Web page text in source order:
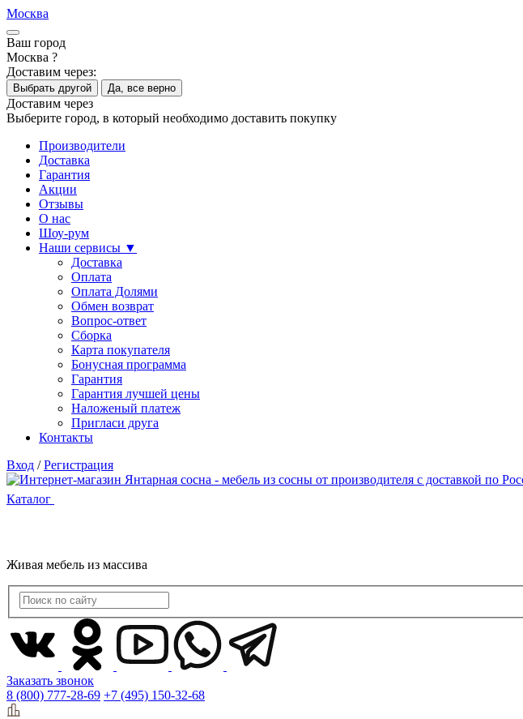
Москва
Ваш город
Москва ?
Доставим через:
Выбрать другой Да, все верно
Доставим через
Выберите город, в который необходимо доставить покупку
Производители
Доставка
Гарантия
Акции
Отзывы
О нас
Шоу-рум
Наши сервисы ▼
Доставка
Оплата
Оплата Долями
Обмен возврат
Вопрос-ответ
Сборка
Карта покупателя
Бонусная программа
Гарантия
Гарантия лучшей цены
Наложеный платеж
Пригласи друга
Контакты
Вход / Регистрация
Каталог
Живая мебель из массива
Заказать звонок
8 (800) 777-28-69 +7 (495) 150-32-68